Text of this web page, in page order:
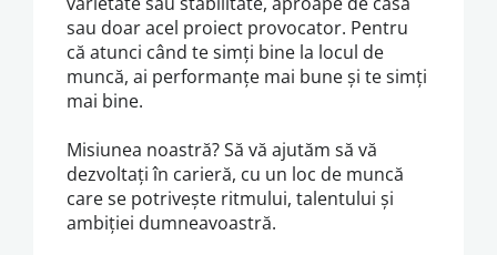
sau doar acel proiect provocator. Pentru
că atunci când te simți bine la locul de
muncă, ai performanțe mai bune și te simți
mai bine.
Misiunea noastră? Să vă ajutăm să vă
dezvoltați în carieră, cu un loc de muncă
care se potrivește ritmului, talentului și
ambiției dumneavoastră.